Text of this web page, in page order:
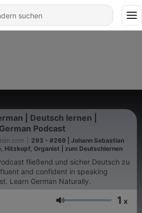
| Deutsch lernen |
Podcast
293 - #269 | Johann Sebastian
Hitzkopf, Organist | zum Deutschlernen
fließend und sicher Deutsch zu
and confident in speaking
Learn German Naturally.
Lautstärke 1 x